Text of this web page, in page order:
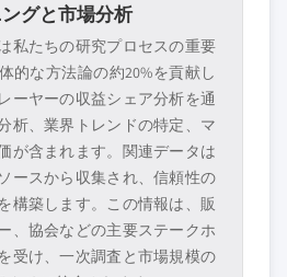
グと市場分析
私たちの研究プロセスの重要
的な方法論の約20%を貢献し
ーヤーの収益シェア分析を通
析、業界トレンドの特定、マ
が含まれます。関連データは
ースから収集され、信頼性の
構築します。この情報は、販
、協会などの主要ステークホ
受け、一次調査と市場規模の